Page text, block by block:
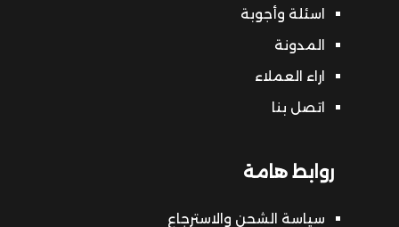
اسئلة وأجوبة
المدونة
اراء العملاء
اتصل بنا
روابط هامة
سياسة الشحن والاسترجاع